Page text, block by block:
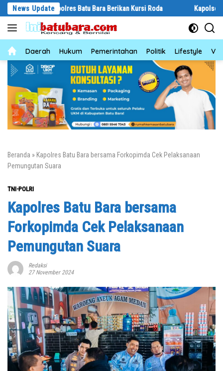
Langsung
konten
News Update
Kapolres Batu Bara Berikan Kursi Roda Kapolsek
NewsDaerah Hukum Pemerintahan Politik Lifestyle
Beranda » Kapolres Batu Bara bersama Forkopimda Cek Pelaksanaan
Pemungutan Suara
TNI-POLRI
Kapolres Batu Bara bersama
Forkopimda Cek Pelaksanaan
Pemungutan Suara
Redaksi
27 November 2024